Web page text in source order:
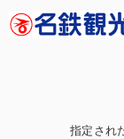
指定され